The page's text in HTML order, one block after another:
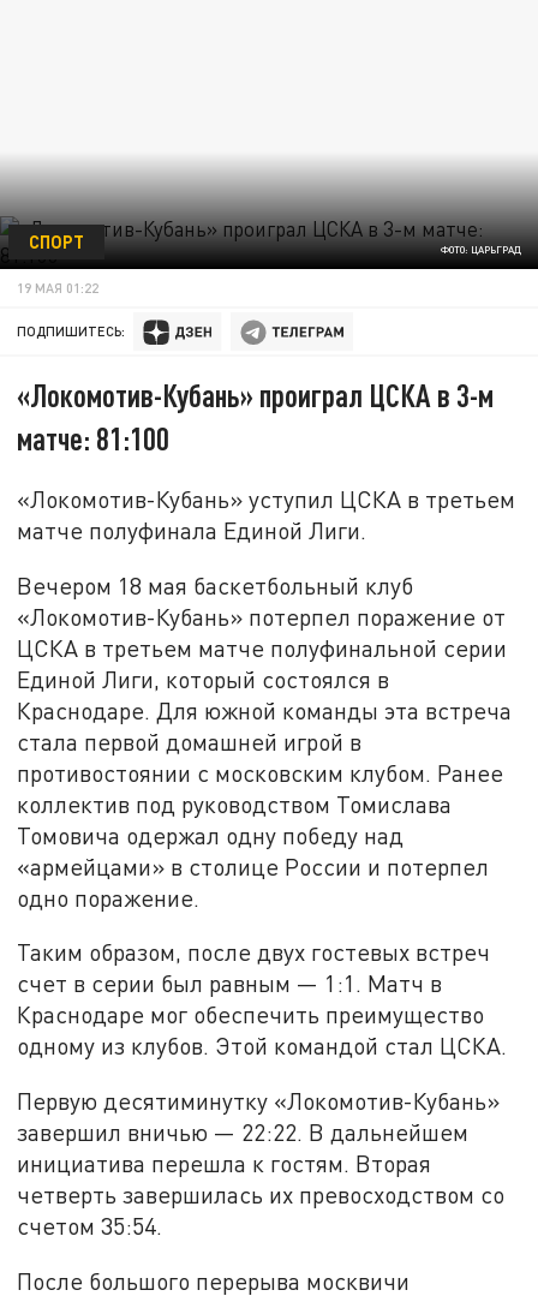
ФОТО: ЦАРЬГРАД
СПОРТ
19 МАЯ 01:22
ПОДПИШИТЕСЬ:
«Локомотив-Кубань» проиграл ЦСКА в 3-м
матче: 81:100
«Локомотив-Кубань» уступил ЦСКА в третьем
матче полуфинала Единой Лиги.
Вечером 18 мая баскетбольный клуб
«Локомотив-Кубань» потерпел поражение от
ЦСКА в третьем матче полуфинальной серии
Единой Лиги, который состоялся в
Краснодаре. Для южной команды эта встреча
стала первой домашней игрой в
противостоянии с московским клубом. Ранее
коллектив под руководством Томислава
Томовича одержал одну победу над
«армейцами» в столице России и потерпел
одно поражение.
Таким образом, после двух гостевых встреч
счет в серии был равным — 1:1. Матч в
Краснодаре мог обеспечить преимущество
одному из клубов. Этой командой стал ЦСКА.
Первую десятиминутку «Локомотив-Кубань»
завершил вничью — 22:22. В дальнейшем
инициатива перешла к гостям. Вторая
четверть завершилась их превосходством со
счетом 35:54.
После большого перерыва москвичи